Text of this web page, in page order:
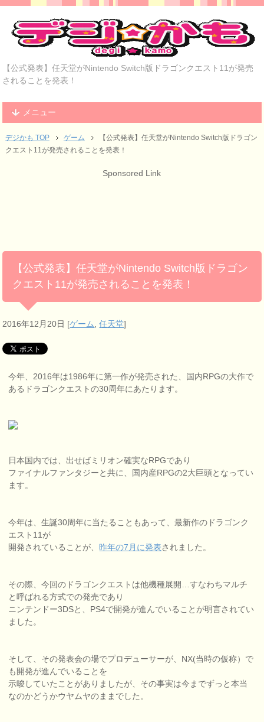
【公式発表】任天堂がNintendo Switch版ドラゴンクエスト11が発売
されることを発表！
メニュー
デジかも TOP ゲーム
【公式発表】任天堂がNintendo Switch版ドラゴン
クエスト11が発売されることを発表！
Sponsored Link
【公式発表】任天堂がNintendo Switch版ドラゴン
クエスト11が発売されることを発表！
2016年12月20日 [ゲーム ,任天堂]
今年、2016年は1986年に第一作が発売された、国内RPGの大作で
あるドラゴンクエストの30周年にあたります。
日本国内では、出せばミリオン確実なRPGであり
ファイナルファンタジーと共に、国内産RPGの2大巨頭となってい
ます。
今年は、生誕30周年に当たることもあって、最新作のドラゴンク
エスト11が
開発されていることが、 昨年の7月に発表されました。
その際、今回のドラゴンクエストは他機種展開…すなわちマルチ
と呼ばれる方式での発売であり
ニンテンドー3DSと、PS4で開発が進んでいることが明言されてい
ました。
そして、その発表会の場でプロデューサーが、NX(当時の仮称）で
も開発が進んでいることを
示唆していたことがありましたが、その事実は今までずっと本当
なのかどうかウヤムヤのままでした。